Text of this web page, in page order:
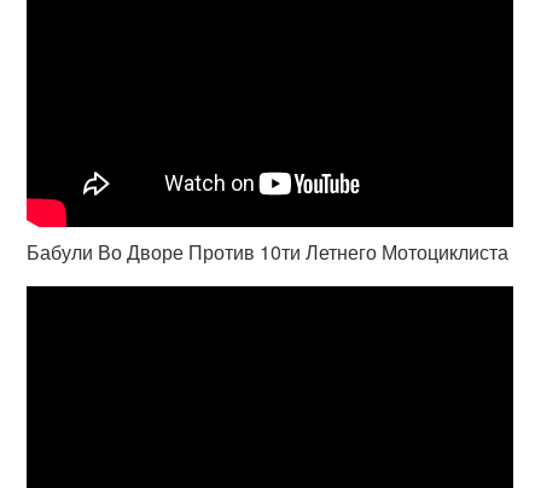
Бабули Во Дворе Против 10ти Летнего Мотоциклиста